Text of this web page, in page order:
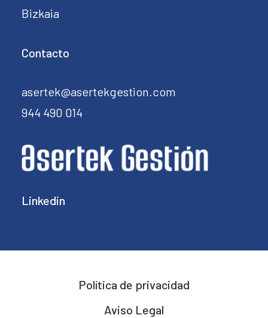
Linkedin
Bizkaia
Contacto
asertek@asertekgestion.com
944 490 014
Política de privacidad
Aviso Legal